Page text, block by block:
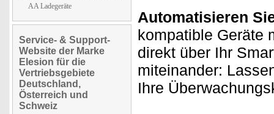
AA Ladegeräte
Service- & Support-
Website der Marke
Elesion für die
Vertriebsgebiete
Deutschland,
Österreich und
Schweiz
Automatisieren
kompatible Geräte
direkt über Ihr
miteinander:
Ihre